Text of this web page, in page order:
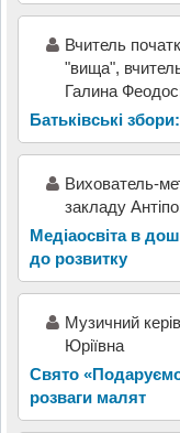
Вчитель
"вища",
Галина
Батьківські
Вихователь-
закладу
Медіаосвіта в
до розвитку
Музичний
Юріївна
Свято
розваги малят